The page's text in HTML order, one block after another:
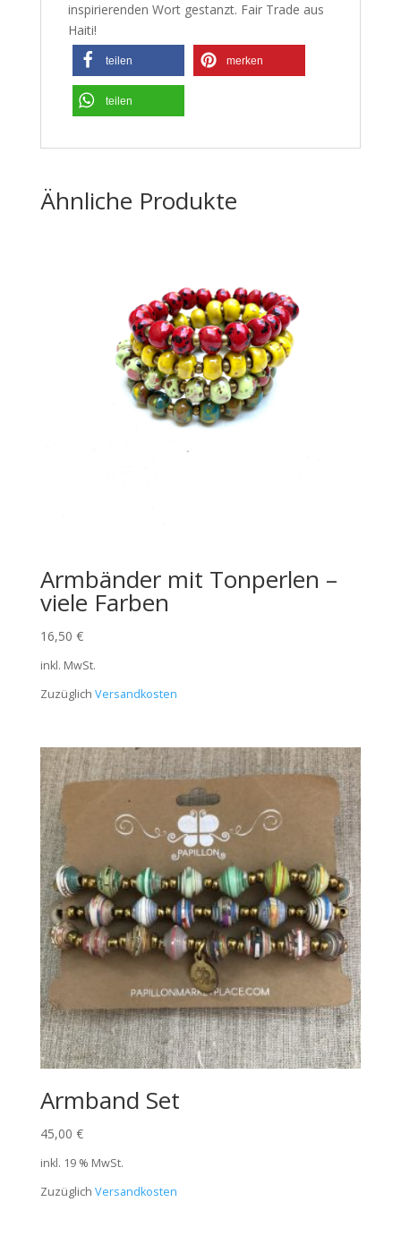
inspirierenden Wort gestanzt. Fair Trade aus
Haiti!
teilen merken
teilen
Ähnliche Produkte
Armbänder mit Tonperlen –
viele Farben
16,50 €
inkl. MwSt.
Zuzüglich Versandkosten
Armband Set
45,00 €
inkl. 19 % MwSt.
Zuzüglich Versandkosten